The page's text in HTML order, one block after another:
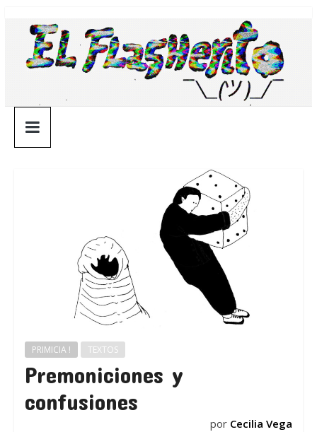
contenido
¯\_(ツ)_/
¯
PRIMICIA ! TEXTOS
Premoniciones y
confusiones
por Cecilia Vega